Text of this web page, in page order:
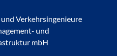
Verkehrsingenieure
und
mbH